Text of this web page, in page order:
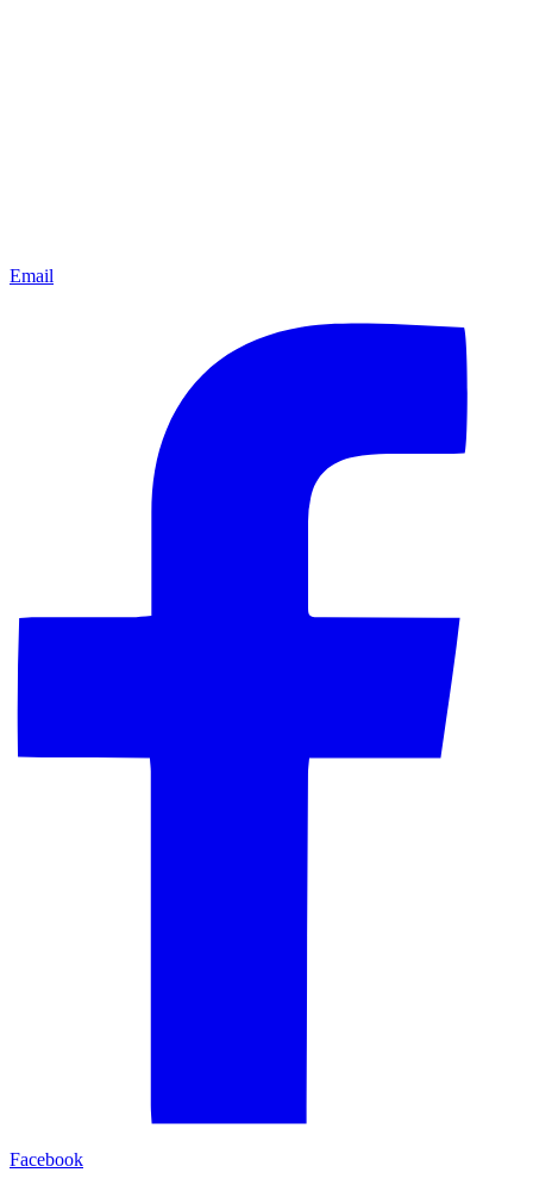
Email
Facebook